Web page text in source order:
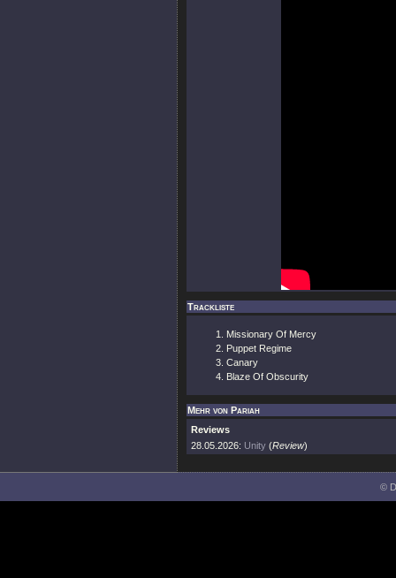
Trackliste
Missionary Of Mercy
Puppet Regime
Canary
Blaze Of Obscurity
Mehr von Pariah
Reviews
28.05.2026: Unity (Review)
©